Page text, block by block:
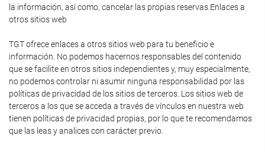
la información, así como, cancelar las propias reservas.Enlaces a
otros sitios web
TGT ofrece enlaces a otros sitios web para tu beneficio e
información. No podemos hacernos responsables del contenido
que se facilite en otros sitios independientes y, muy especialmente,
no podemos controlar ni asumir ninguna responsabilidad por las
políticas de privacidad de los sitios de terceros. Los sitios web de
terceros a los que se acceda a través de vínculos en nuestra web
tienen políticas de privacidad propias, por lo que te recomendamos
que las leas y analices con carácter previo.